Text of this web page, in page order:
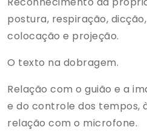
postura, respiração,
colocação e projeção.
O texto na dobragem.
Relação com o guião e a
e do controle dos tempos,
relação com o microfone.